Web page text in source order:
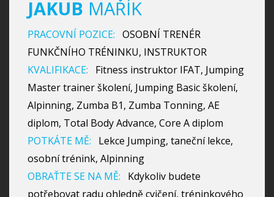
JAKUB MAŘÍK
PRACOVNÍ POZICE: OSOBNÍ TRENÉR
FUNKČNÍHO TRÉNINKU, INSTRUKTOR
KVALIFIKACE:
Fitness instruktor IFAT, Jumping
Master trainer školení, Jumping Basic školení,
Alpinning, Zumba B1, Zumba Tonning, AE
diplom, Total Body Advance, Core A diplom
POTKÁTE MĚ:
Lekce Jumping, taneční lekce,
osobní trénink, Alpinning
OBRAŤTE SE NA MĚ:
Kdykoliv budete
potřebovat radu ohledně cvičení, tréninkového